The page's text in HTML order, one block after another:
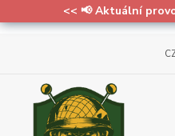
<< 📢 Aktuální